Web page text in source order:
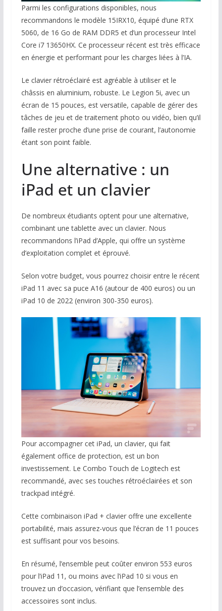
Parmi les configurations disponibles, nous
recommandons le modèle 15IRX10, équipé d’une RTX
5060, de 16 Go de RAM DDR5 et d’un processeur Intel
Core i7 13650HX. Ce processeur récent est très efficace
en énergie et performant pour les charges liées à l’IA.
Le clavier rétroéclairé est agréable à utiliser et le
châssis en aluminium, robuste. Le Legion 5i, avec un
écran de 15 pouces, est versatile, capable de gérer des
tâches de jeu et de traitement photo ou vidéo, bien qu’il
faille rester proche d’une prise de courant, l’autonomie
étant son point faible.
Une alternative : un
iPad et un clavier
De nombreux étudiants optent pour une alternative,
combinant une tablette avec un clavier. Nous
recommandons l’iPad d’Apple, qui offre un système
d’exploitation complet et éprouvé.
Selon votre budget, vous pourrez choisir entre le récent
iPad 11 avec sa puce A16 (autour de 400 euros) ou un
iPad 10 de 2022 (environ 300-350 euros).
Pour accompagner cet iPad, un clavier, qui fait
également office de protection, est un bon
investissement. Le Combo Touch de Logitech est
recommandé, avec ses touches rétroéclairées et son
trackpad intégré.
Cette combinaison iPad + clavier offre une excellente
portabilité, mais assurez-vous que l’écran de 11 pouces
est suffisant pour vos besoins.
En résumé, l’ensemble peut coûter environ 553 euros
pour l’iPad 11, ou moins avec l’iPad 10 si vous en
trouvez un d’occasion, vérifiant que l’ensemble des
accessoires sont inclus.